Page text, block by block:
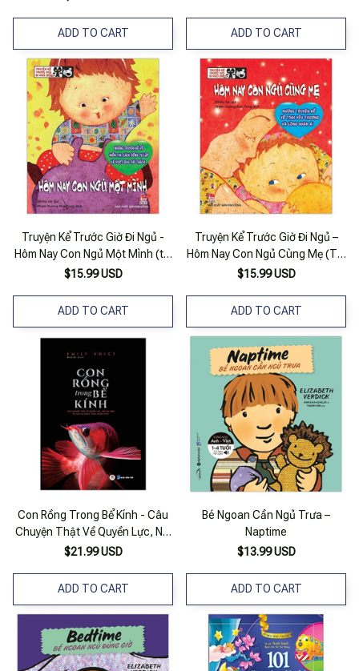
ADD TO CART ADD TO CART
Truyện Kể Trước Giờ Đi Ngủ -
Hôm Nay Con Ngủ Một Mình (tái
Bản)
$15.99 USD
ADD TO CART
Truyện Kể Trước Giờ Đi Ngủ –
Hôm Nay Con Ngủ Cùng Mẹ (Tái
Bản)
$15.99 USD
ADD TO CART
Con Rồng Trong Bể Kính - Câu
Chuyện Thật Về Quyền Lực, Nỗi
Ám Ảnh Và Loài Cá Đáng Thèm
$21.99 USD
ADD TO CART
Bé Ngoan Cần Ngủ Trưa –
Naptime
$13.99 USD
ADD TO CART